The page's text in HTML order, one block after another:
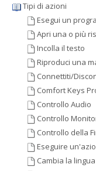
Tipi di azioni
Esegui un
Apri una o più
Incolla il testo
Riproduci una
Connettiti/
Comfort Keys
Controllo Audio
Controllo
Controllo della
Eseguire
Cambia la